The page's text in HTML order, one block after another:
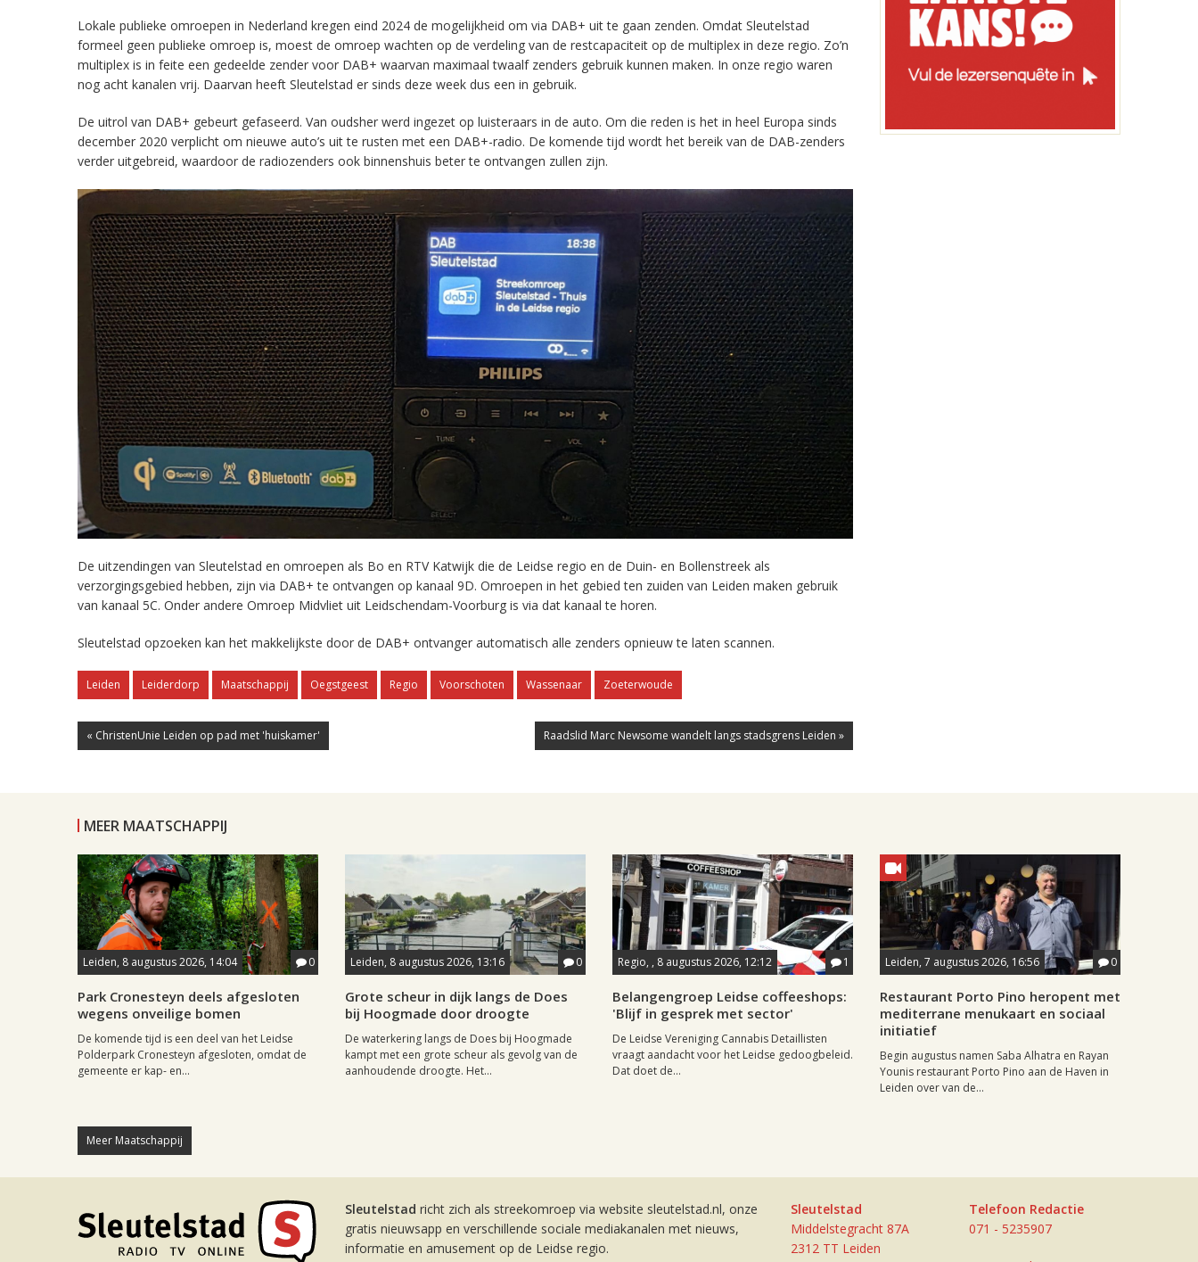
Lokale publieke omroepen in Nederland kregen eind 2024 de mogelijkheid om via DAB+ uit te gaan zenden. Omdat Sleutelstad
formeel geen publieke omroep is, moest de omroep wachten op de verdeling van de restcapaciteit op de multiplex in deze regio. Zo’n
multiplex is in feite een gedeelde zender voor DAB+ waarvan maximaal twaalf zenders gebruik kunnen maken. In onze regio waren
nog acht kanalen vrij. Daarvan heeft Sleutelstad er sinds deze week dus een in gebruik.
De uitrol van DAB+ gebeurt gefaseerd. Van oudsher werd ingezet op luisteraars in de auto. Om die reden is het in heel Europa sinds
december 2020 verplicht om nieuwe auto’s uit te rusten met een DAB+-radio. De komende tijd wordt het bereik van de DAB-zenders
verder uitgebreid, waardoor de radiozenders ook binnenshuis beter te ontvangen zullen zijn.
De uitzendingen van Sleutelstad en omroepen als Bo en RTV Katwijk die de Leidse regio en de Duin- en Bollenstreek als
verzorgingsgebied hebben, zijn via DAB+ te ontvangen op kanaal 9D. Omroepen in het gebied ten zuiden van Leiden maken gebruik
van kanaal 5C. Onder andere Omroep Midvliet uit Leidschendam-Voorburg is via dat kanaal te horen.
Sleutelstad opzoeken kan het makkelijkste door de DAB+ ontvanger automatisch alle zenders opnieuw te laten scannen.
Leiden Leiderdorp Maatschappij Oegstgeest Regio Voorschoten Wassenaar Zoeterwoude
« ChristenUnie Leiden op pad met 'huiskamer' Raadslid Marc Newsome wandelt langs stadsgrens Leiden »
MEER MAATSCHAPPIJ
Leiden, 8 augustus 2026, 14:04 0
Park Cronesteyn deels afgesloten
wegens onveilige bomen
De komende tijd is een deel van het Leidse
Polderpark Cronesteyn afgesloten, omdat de
gemeente er kap- en...
Leiden, 8 augustus 2026, 13:16 0
Grote scheur in dijk langs de Does
bij Hoogmade door droogte
De waterkering langs de Does bij Hoogmade
kampt met een grote scheur als gevolg van de
aanhoudende droogte. Het...
Regio, , 8 augustus 2026, 12:12 1
Belangengroep Leidse coffeeshops:
'Blijf in gesprek met sector'
De Leidse Vereniging Cannabis Detaillisten
vraagt aandacht voor het Leidse gedoogbeleid.
Dat doet de...
Leiden, 7 augustus 2026, 16:56 0
Restaurant Porto Pino heropent met
mediterrane menukaart en sociaal
initiatief
Begin augustus namen Saba Alhatra en Rayan
Younis restaurant Porto Pino aan de Haven in
Leiden over van de...
Meer Maatschappij
Sleutelstad richt zich als streekomroep via website sleutelstad.nl, onze
gratis nieuwsapp en verschillende sociale mediakanalen met nieuws,
informatie en amusement op de Leidse regio.
Sleutelstad
Middelstegracht 87A
2312 TT Leiden
Telefoon Redactie
071 - 5235907